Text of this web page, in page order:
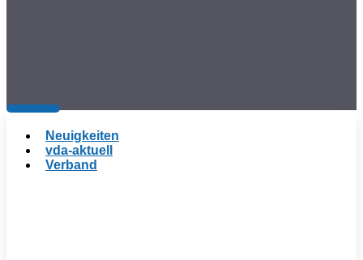
Neuigkeiten
vda-aktuell
Verband